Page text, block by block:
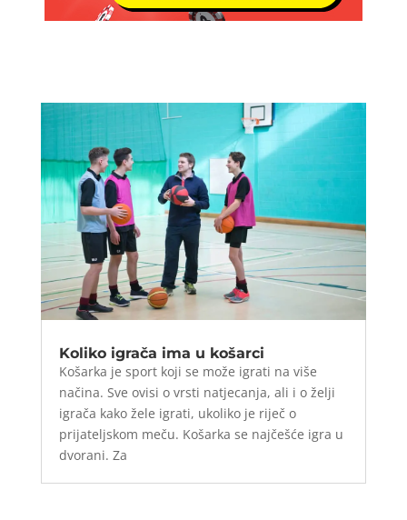
Koliko igrača ima u košarci
Košarka je sport koji se može igrati na više
načina. Sve ovisi o vrsti natjecanja, ali i o želji
igrača kako žele igrati, ukoliko je riječ o
prijateljskom meču. Košarka se najčešće igra u
dvorani. Za